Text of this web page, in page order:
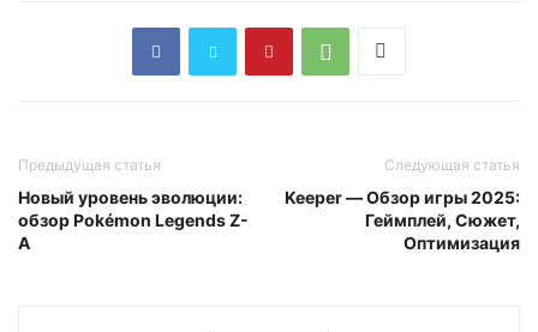
Предыдущая статья
Новый уровень эволюции:
обзор Pokémon Legends Z-
A
Следующая статья
Keeper — Обзор игры 2025:
Геймплей, Сюжет,
Оптимизация